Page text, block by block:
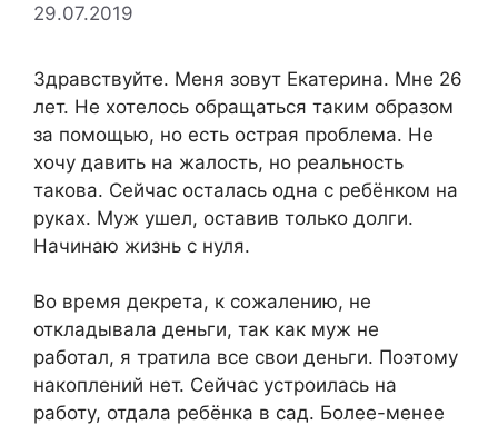
29.07.2019
Здравствуйте. Меня зовут Екатерина. Мне 26
лет. Не хотелось обращаться таким образом
за помощью, но есть острая проблема. Не
хочу давить на жалость, но реальность
такова. Сейчас осталась одна с ребёнком на
руках. Муж ушел, оставив только долги.
Начинаю жизнь с нуля.
Во время декрета, к сожалению, не
откладывала деньги, так как муж не
работал, я тратила все свои деньги. Поэтому
накоплений нет. Сейчас устроилась на
работу, отдала ребёнка в сад. Более-менее